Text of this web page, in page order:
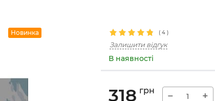
Новинка ( 4 )
Залишити відгук
В наявності
318 грн − +